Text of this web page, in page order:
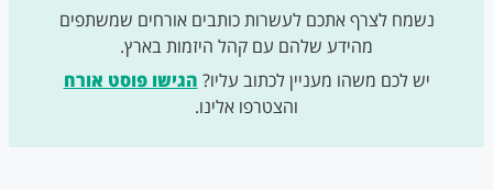
נשמח לצרף אתכם לעשרות כותבים אורחים שמשתפים
מהידע שלהם עם קהל היזמות בארץ.
יש לכם משהו מעניין לכתוב עליו? הגישו פוסט אורח
והצטרפו אלינו.